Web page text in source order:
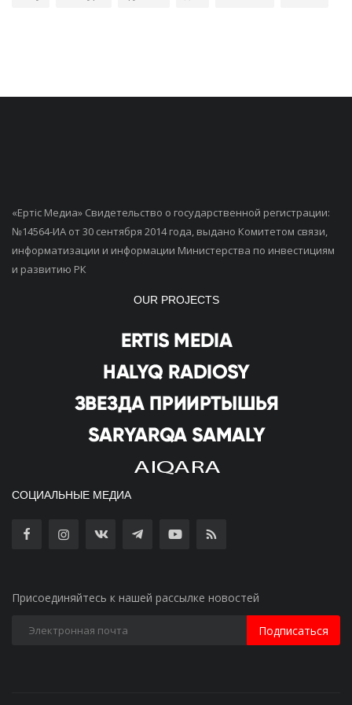
«Ертiс Медиа» Свидетельство о государственной регистрации:
№14564-ИА от 30 сентября 2014 года, выдано Комитетом связи,
информатизации и информации Министерства по инвестициям
и развитию РК
OUR PROJECTS
СОЦИАЛЬНЫЕ МЕДИА
Присоединяйтесь к нашей рассылке новостей
Подписаться